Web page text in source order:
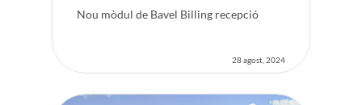
Nou mòdul de Bavel Billing recepció
28 agost, 2024